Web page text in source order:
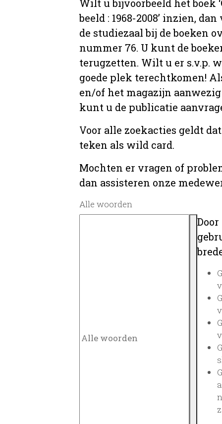
Wilt u bijvoorbeeld het boek
beeld : 1968-2008’ inzien,
de studiezaal bij de boeken
nummer 76. U kunt de
terugzetten. Wilt u er s.v.p.
goede plek terechtkomen!
en/of het magazijn
kunt u de publicatie
Voor alle zoekacties geldt
teken als wild card.
Mochten er vragen of
dan assisteren onze
Alle woorden